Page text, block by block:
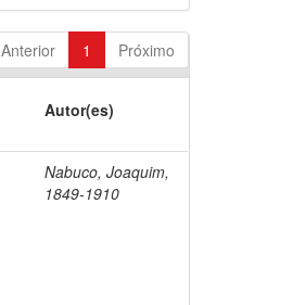
Anterior 1 Próximo
Autor(es)
Nabuco, Joaquim,
1849-1910